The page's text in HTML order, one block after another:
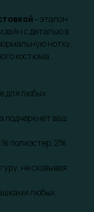
– эталон
с деталью в
нотку,
костюма.
для любых
подчеркнёт ваш
полиэстер, 2%
не сковывая
любых